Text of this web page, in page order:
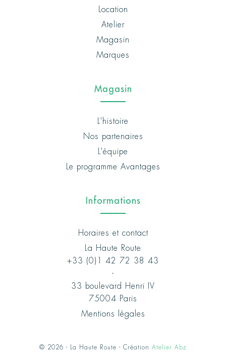
Location
Atelier
Magasin
Marques
Magasin
L'histoire
Nos partenaires
L'équipe
Le programme Avantages
Informations
Horaires et contact
La Haute Route
+33 (0)1 42 72 38 43
-
33 boulevard Henri IV
75004 Paris
Mentions légales
© 2026 - La Haute Route - Création Atelier Abz